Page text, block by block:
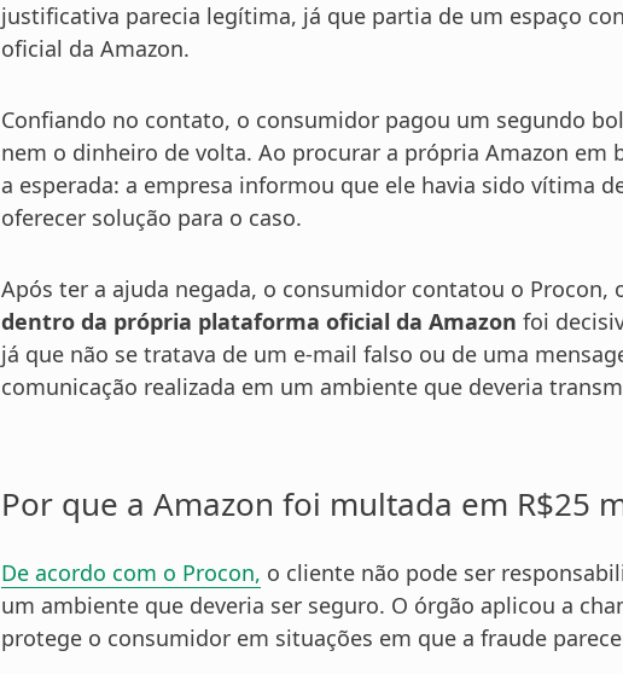
justificativa parecia legítima, já que partia de um espaço
oficial da Amazon.
Confiando no contato, o consumidor pagou um segundo
nem o dinheiro de volta. Ao procurar a própria Amazon em
a esperada: a empresa informou que ele havia sido vítima
oferecer solução para o caso.
Após ter a ajuda negada, o consumidor contatou o
dentro da própria plataforma oficial da Amazon foi
já que não se tratava de um e-mail falso ou de uma
comunicação realizada em um ambiente que deveria
Por que a Amazon foi multada em R$25
De acordo com o Procon, o cliente não pode ser
um ambiente que deveria ser seguro. O órgão aplicou a
protege o consumidor em situações em que a fraude